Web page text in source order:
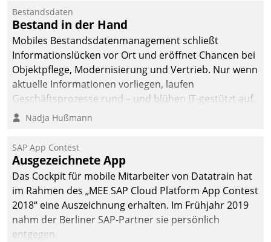
Bestandsdaten
Bestand in der Hand
Mobiles Bestandsdatenmanagement schließt
Informationslücken vor Ort und eröffnet Chancen bei
Objektpflege, Modernisierung und Vertrieb. Nur wenn
aktuelle Informationen vorliegen, laufen
Geschäftsprozesse rund – und blühen IT-gestützt auf.
Nadja Hußmann
SAP App Contest
Ausgezeichnete App
Das Cockpit für mobile Mitarbeiter von Datatrain hat
im Rahmen des „MEE SAP Cloud Platform App Contest
2018“ eine Auszeichnung erhalten. Im Frühjahr 2019
nahm der Berliner SAP-Partner sie persönlich
entgegen.